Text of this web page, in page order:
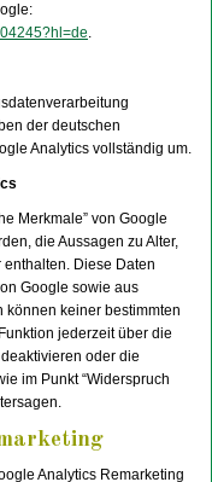
.
der deutschen
Analytics vollständig um.
Merkmale” von Google
die Aussagen zu Alter,
Diese Daten
Google sowie aus
können keiner bestimmten
jederzeit über die
oder die
im Punkt “Widerspruch
Analytics Remarketing